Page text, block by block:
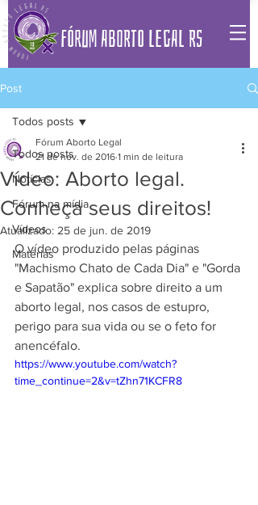
FÓRUM ABORTO LEGAL RS
Post
Todos posts
Notícias
Fórum na mídia
Vídeos
Matérias
Todos posts
Vídeo: Aborto legal.
Conheça seus direitos!
Fórum Aborto Legal
21 de nov. de 2016 1 min de leitura
Atualizado: 25 de jun. de 2019
O vídeo produzido pelas páginas
"Machismo Chato de Cada Dia" e "Gorda
e Sapatão" explica sobre direito a um
aborto legal, nos casos de estupro,
perigo para sua vida ou se o feto for
anencéfalo.
https://www.youtube.com/watch?
time_continue=2&v=tZhn71KCFR8